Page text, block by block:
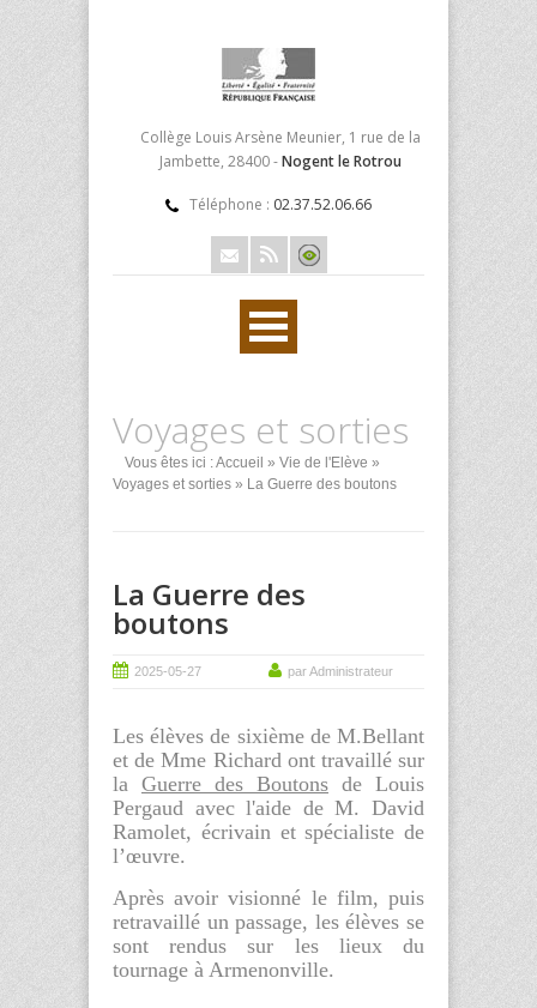
Collège Louis Arsène Meunier, 1 rue de la
Jambette, 28400 -Nogent le Rotrou
Téléphone : 02.37.52.06.66
Voyages et sorties
Vous êtes ici :Accueil » Vie de l'Elève »
Voyages et sorties » La Guerre des boutons
La Guerre des
boutons
2025-05-27 par Administrateur
Les élèves de sixième de M.Bellant
et de Mme Richard ont travaillé sur
la Guerre des Boutons de Louis
Pergaud avec l'aide de M. David
Ramolet, écrivain et spécialiste de
l’œuvre.
Après avoir visionné le film, puis
retravaillé un passage, les élèves se
sont rendus sur les lieux du
tournage à Armenonville.